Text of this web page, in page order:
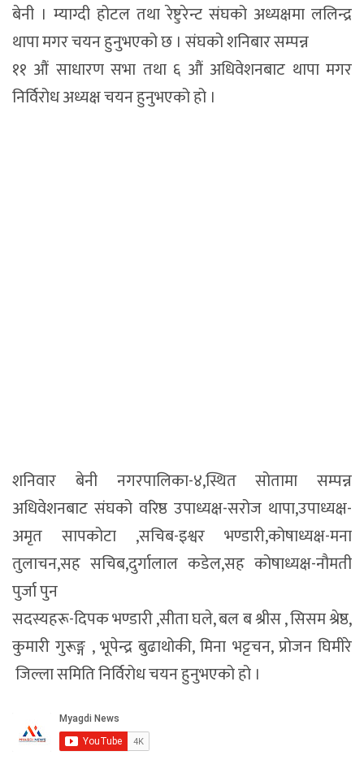
बेनी । म्याग्दी होटल तथा रेष्टुरेन्ट संघको अध्यक्षमा ललिन्द्र
थापा मगर चयन हुनुभएको छ । संघको शनिबार सम्पन्न
११ औं साधारण सभा तथा ६ औं अधिवेशनबाट थापा मगर
निर्विरोध अध्यक्ष चयन हुनुभएको हो ।
शनिवार बेनी नगरपालिका-४,स्थित सोतामा सम्पन्न
अधिवेशनबाट संघको वरिष्ठ उपाध्यक्ष-सरोज थापा,उपाध्यक्ष-
अमृत सापकोटा ,सचिब-इश्वर भण्डारी,कोषाध्यक्ष-मना
तुलाचन,सह सचिब,दुर्गालाल कडेल,सह कोषाध्यक्ष-नौमती
पुर्जा पुन
सदस्यहरू-दिपक भण्डारी ,सीता घले, बल ब श्रीस , सिसम श्रेष्ठ,
कुमारी गुरूङ्ग , भूपेन्द्र बुढाथोकी, मिना भट्टचन, प्रोजन घिमीरे
जिल्ला समिति निर्विरोध चयन हुनुभएको हो ।